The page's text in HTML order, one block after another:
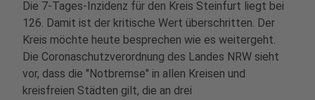
Die 7-Tages-Inzidenz für den Kreis Steinfurt liegt bei
126. Damit ist der kritische Wert überschritten. Der
Kreis möchte heute besprechen wie es weitergeht.
Die Coronaschutzverordnung des Landes NRW sieht
vor, dass die "Notbremse" in allen Kreisen und
kreisfreien Städten gilt, die an drei